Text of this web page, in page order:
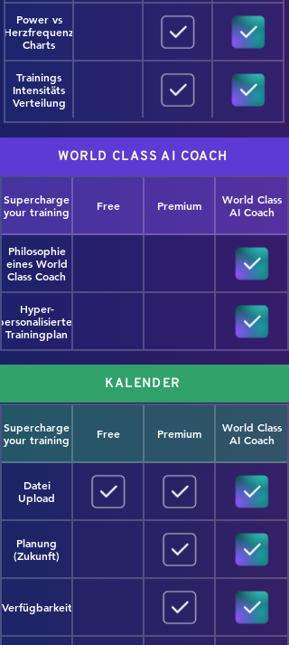
Power vs
Herzfrequenz
Charts
Trainings
Intensitäts
Verteilung
WORLD CLASS AI COACH
Supercharge
your training
Free Premium
World Class
AI Coach
Philosophie
eines World
Class Coach
Hyper-
Trainingplan
KALENDER
Supercharge
your training
Free Premium
World Class
AI Coach
Datei
Upload
Planung
(Zukunft)
Verfügbarkeit